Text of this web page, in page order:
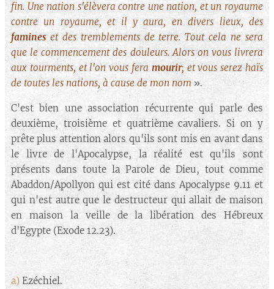
fin. Une nation s'élèvera contre une nation, et un royaume
contre un royaume, et il y aura, en divers lieux, des
famines et des tremblements de terre. Tout cela ne sera
que le commencement des douleurs. Alors on vous livrera
aux tourments, et l'on vous fera mourir; et vous serez haïs
de toutes les nations, à cause de mon nom ».
C'est bien une association récurrente qui parle des
deuxième, troisième et quatrième cavaliers. Si on y
prête plus attention alors qu'ils sont mis en avant dans
le livre de l'Apocalypse, la réalité est qu'ils sont
présents dans toute la Parole de Dieu, tout comme
Abaddon/Apollyon qui est cité dans Apocalypse 9.11 et
qui n'est autre que le destructeur qui allait de maison
en maison la veille de la libération des Hébreux
d'Egypte (Exode 12.23).
a) Ezéchiel.